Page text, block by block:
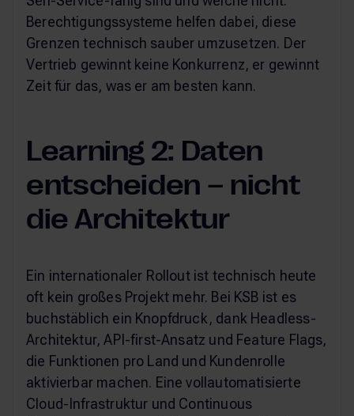
Berechtigungssysteme helfen dabei, diese
Grenzen technisch sauber umzusetzen. Der
Vertrieb gewinnt keine Konkurrenz, er gewinnt
Zeit für das, was er am besten kann.
Learning 2: Daten
entscheiden – nicht
die Architektur
Ein internationaler Rollout ist technisch heute
oft kein großes Projekt mehr. Bei KSB ist es
buchstäblich ein Knopfdruck, dank Headless-
Architektur, API-first-Ansatz und Feature Flags,
die Funktionen pro Land und Kundenrolle
aktivierbar machen. Eine vollautomatisierte
Cloud-Infrastruktur und Continuous